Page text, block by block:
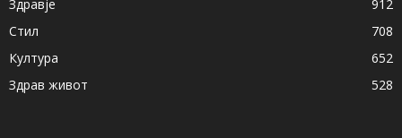
Здравје
912
Стил
708
Култура
652
Здрав живот
528